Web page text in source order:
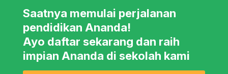
Saatnya memulai perjalanan
pendidikan Ananda!
Ayo daftar sekarang dan raih
impian Ananda di sekolah kami